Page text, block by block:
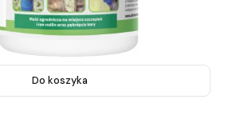
Do koszyka